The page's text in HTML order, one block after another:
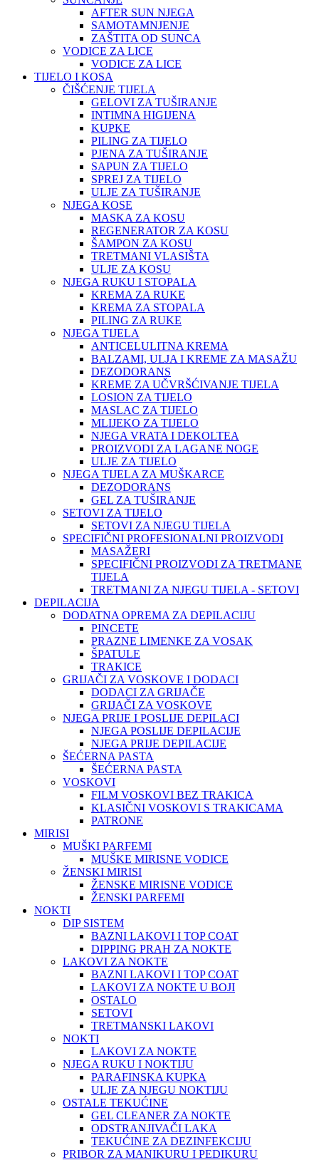
AFTER SUN NJEGA
SAMOTAMNJENJE
ZAŠTITA OD SUNCA
VODICE ZA LICE
VODICE ZA LICE
TIJELO I KOSA
ČIŠĆENJE TIJELA
GELOVI ZA TUŠIRANJE
INTIMNA HIGIJENA
KUPKE
PILING ZA TIJELO
PJENA ZA TUŠIRANJE
SAPUN ZA TIJELO
SPREJ ZA TIJELO
ULJE ZA TUŠIRANJE
NJEGA KOSE
MASKA ZA KOSU
REGENERATOR ZA KOSU
ŠAMPON ZA KOSU
TRETMANI VLASIŠTA
ULJE ZA KOSU
NJEGA RUKU I STOPALA
KREMA ZA RUKE
KREMA ZA STOPALA
PILING ZA RUKE
NJEGA TIJELA
ANTICELULITNA KREMA
BALZAMI, ULJA I KREME ZA MASAŽU
DEZODORANS
KREME ZA UČVRŠĆIVANJE TIJELA
LOSION ZA TIJELO
MASLAC ZA TIJELO
MLIJEKO ZA TIJELO
NJEGA VRATA I DEKOLTEA
PROIZVODI ZA LAGANE NOGE
ULJE ZA TIJELO
NJEGA TIJELA ZA MUŠKARCE
DEZODORANS
GEL ZA TUŠIRANJE
SETOVI ZA TIJELO
SETOVI ZA NJEGU TIJELA
SPECIFIČNI PROFESIONALNI PROIZVODI
MASAŽERI
SPECIFIČNI PROIZVODI ZA TRETMANE
TIJELA
TRETMANI ZA NJEGU TIJELA - SETOVI
DEPILACIJA
DODATNA OPREMA ZA DEPILACIJU
PINCETE
PRAZNE LIMENKE ZA VOSAK
ŠPATULE
TRAKICE
GRIJAČI ZA VOSKOVE I DODACI
DODACI ZA GRIJAČE
GRIJAČI ZA VOSKOVE
NJEGA PRIJE I POSLIJE DEPILACI
NJEGA POSLIJE DEPILACIJE
NJEGA PRIJE DEPILACIJE
ŠEĆERNA PASTA
ŠEĆERNA PASTA
VOSKOVI
FILM VOSKOVI BEZ TRAKICA
KLASIČNI VOSKOVI S TRAKICAMA
PATRONE
MIRISI
MUŠKI PARFEMI
MUŠKE MIRISNE VODICE
ŽENSKI MIRISI
ŽENSKE MIRISNE VODICE
ŽENSKI PARFEMI
NOKTI
DIP SISTEM
BAZNI LAKOVI I TOP COAT
DIPPING PRAH ZA NOKTE
LAKOVI ZA NOKTE
BAZNI LAKOVI I TOP COAT
LAKOVI ZA NOKTE U BOJI
OSTALO
SETOVI
TRETMANSKI LAKOVI
NOKTI
LAKOVI ZA NOKTE
NJEGA RUKU I NOKTIJU
PARAFINSKA KUPKA
ULJE ZA NJEGU NOKTIJU
OSTALE TEKUĆINE
GEL CLEANER ZA NOKTE
ODSTRANJIVAČI LAKA
TEKUĆINE ZA DEZINFEKCIJU
PRIBOR ZA MANIKURU I PEDIKURU